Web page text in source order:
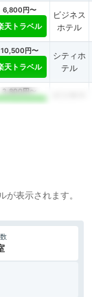
6,800円〜
天トラベル
ビジネス
ホテル
10,500円〜
天トラベル
シティホ
テル
3,800円〜
楽天トラベル
ホテル
天トラベル
5,700円〜
シティホ
表示されます。